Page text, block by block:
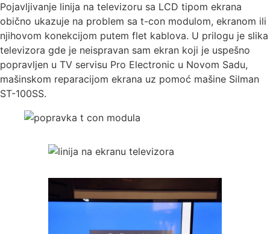
Pojavljivanje linija na televizoru sa LCD tipom ekrana
obično ukazuje na problem sa t-con modulom, ekranom ili
njihovom konekcijom putem flet kablova. U prilogu je slika
televizora gde je neispravan sam ekran koji je uspešno
popravljen u TV servisu Pro Electronic u Novom Sadu,
mašinskom reparacijom ekrana uz pomoć mašine Silman
ST-100SS.